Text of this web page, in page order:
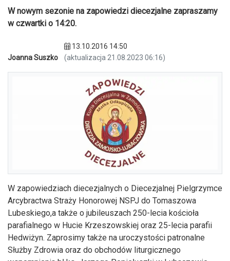
W nowym sezonie na zapowiedzi diecezjalne zapraszamy
w czwartki o 14:20.
Joanna Suszko
13.10.2016 14:50
(aktualizacja 21.08.2023 06:16)
W zapowiedziach diecezjalnych o Diecezjalnej Pielgrzymce
Arcybractwa Straży Honorowej NSPJ do Tomaszowa
Lubeskiego,a także o jubileuszach 250-lecia kościoła
parafialnego w Hucie Krzeszowskiej oraz 25-lecia parafii
Hedwiżyn. Zaprosimy także na uroczystości patronalne
Służby Zdrowia oraz do obchodów liturgicznego